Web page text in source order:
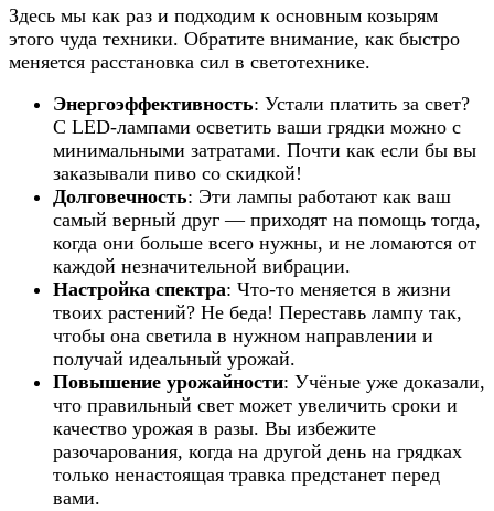
Здесь мы как раз и подходим к основным козырям
этого чуда техники. Обратите внимание, как быстро
меняется расстановка сил в светотехнике.
Энергоэффективность: Устали платить за свет?
С LED-лампами осветить ваши грядки можно с
минимальными затратами. Почти как если бы вы
заказывали пиво со скидкой!
Долговечность: Эти лампы работают как ваш
самый верный друг — приходят на помощь тогда,
когда они больше всего нужны, и не ломаются от
каждой незначительной вибрации.
Настройка спектра: Что-то меняется в жизни
твоих растений? Не беда! Переставь лампу так,
чтобы она светила в нужном направлении и
получай идеальный урожай.
Повышение урожайности: Учёные уже доказали,
что правильный свет может увеличить сроки и
качество урожая в разы. Вы избежите
разочарования, когда на другой день на грядках
только ненастоящая травка предстанет перед
вами.